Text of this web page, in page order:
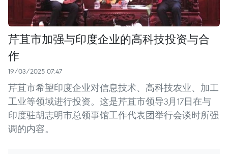
芹苴市加强与印度企业的高科技投资与合
作
19/03/2025 07:47
芹苴市希望印度企业对信息技术、高科技农业、加工
工业等领域进行投资。这是芹苴市领导3月17日在与
印度驻胡志明市总领事馆工作代表团举行会谈时所强
调的内容。